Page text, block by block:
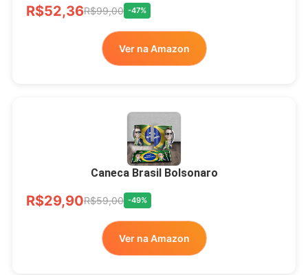
Xícara Bolsonaro
Brasão Deus Acima De
Todos
R$33,00
Ver no MERCADO
LIVRE
R$52,36R$99,00 -47%
Ver na Amazon
Caneca Brasil Bolsonaro
R$29,90R$59,00 -49%
Ver na Amazon